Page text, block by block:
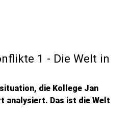
1 - Die Welt in
die Kollege Jan
analysiert. Das ist die Welt